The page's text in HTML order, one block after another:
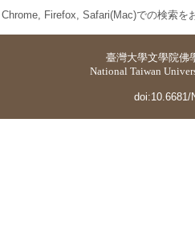
Chrome, Firefox, Safari(Mac)での検索を
臺灣大學文學院佛
National Taiwan
doi:10.6681/